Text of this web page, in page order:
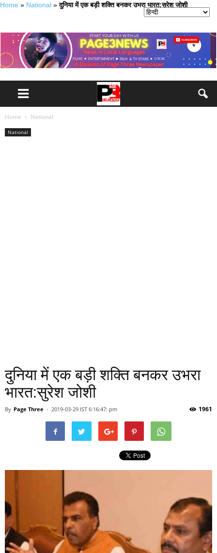
Home » National »दुनिया में एक बड़ी शक्ति बनकर उभरा भारत:सुरेश जोशी
Home National
National
दुनिया में एक बड़ी शक्ति बनकर उभरा
भारत:सुरेश जोशी
By Page Three - 2019-03-29 IST 6:16:47: pm 1961